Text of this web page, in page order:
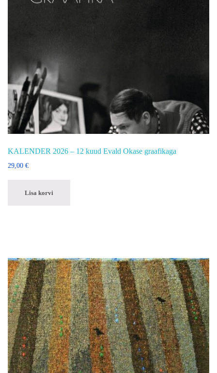
KALENDER 2026 – 12 kuud Evald Okase graafikaga
29,00 €
Lisa korvi